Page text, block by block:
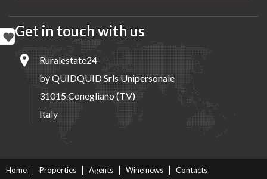
Get in touch with us
Ruralestate24
by QUIDQUID Srls Unipersonale
31015 Conegliano (TV)
Italy
Home Properties Agents Wine news Contacts